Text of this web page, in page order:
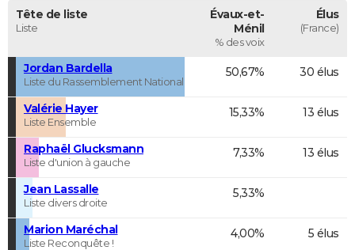
Tête de liste
Liste
Évaux-et-
Ménil
% des voix
Élus
(France)
Jordan Bardella
Liste du Rassemblement National
50,67% 30 élus
Valérie Hayer
Liste Ensemble
15,33% 13 élus
Raphaël Glucksmann
Liste d'union à gauche
7,33% 13 élus
Jean Lassalle
Liste divers droite
5,33%
Marion Maréchal
Liste Reconquête !
4,00% 5 élus